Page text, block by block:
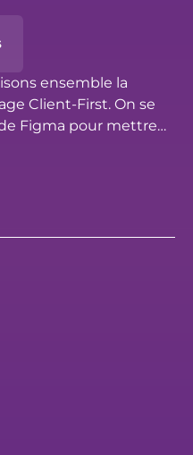
ensemble la
Client-First. On se
Figma pour mettre
et fonctionnalités
chapitres. C'est